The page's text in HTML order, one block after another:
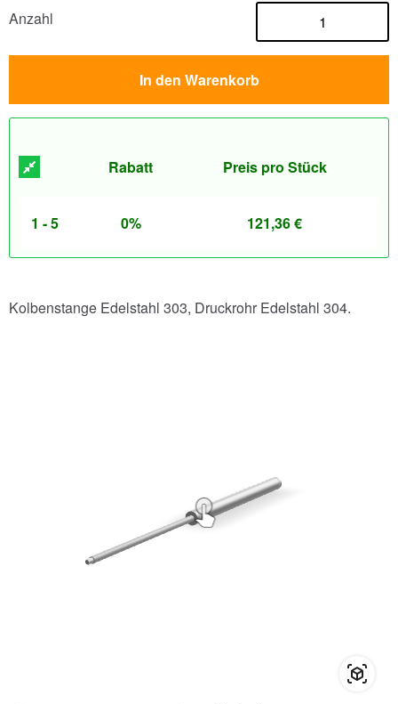
Anzahl
In den Warenkorb
Rabatt Preis pro Stück
1 - 5 0% 121,36€
Kolbenstange Edelstahl 303, Druckrohr Edelstahl 304.